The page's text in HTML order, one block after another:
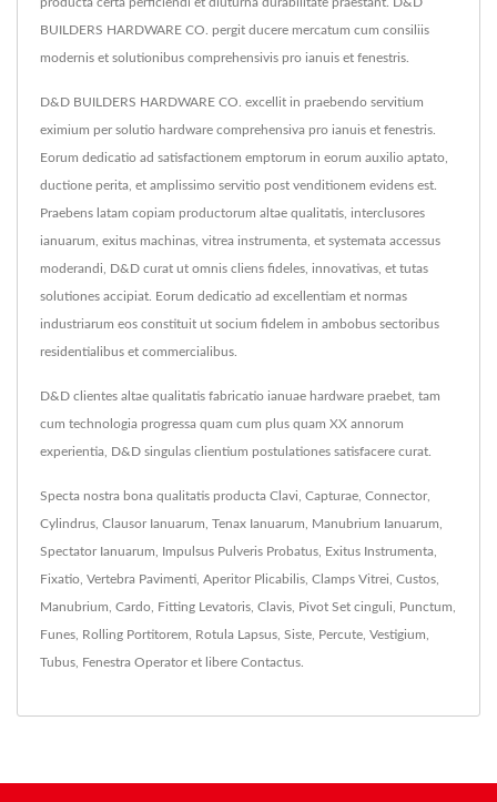
BUILDERS HARDWARE CO. pergit ducere mercatum cum consiliis
modernis et solutionibus comprehensivis pro ianuis et fenestris.
D&D BUILDERS HARDWARE CO. excellit in praebendo servitium
eximium per solutio hardware comprehensiva pro ianuis et fenestris.
Eorum dedicatio ad satisfactionem emptorum in eorum auxilio aptato,
ductione perita, et amplissimo servitio post venditionem evidens est.
Praebens latam copiam productorum altae qualitatis, interclusores
ianuarum, exitus machinas, vitrea instrumenta, et systemata accessus
moderandi, D&D curat ut omnis cliens fideles, innovativas, et tutas
solutiones accipiat. Eorum dedicatio ad excellentiam et normas
industriarum eos constituit ut socium fidelem in ambobus sectoribus
residentialibus et commercialibus.
D&D clientes altae qualitatis fabricatio ianuae hardware praebet, tam
cum technologia progressa quam cum plus quam XX annorum
experientia, D&D singulas clientium postulationes satisfacere curat.
Specta nostra bona qualitatis producta Clavi Capturae Connector,
Cylindrus Clausor Ianuarum Tenax Ianuarum Manubrium Ianuarum
Spectator Ianuarum Impulsus Pulveris Probatus Exitus Instrumenta
Fixatio Vertebra Pavimenti Aperitor Plicabilis Clamps Vitrei Custos
Manubrium Cardo Fitting Levatoris Clavis Pivot Set cinguli Punctum
Funes Rolling Portitorem Rotula Lapsus Siste Percute Vestigium
Tubus Fenestra Operatoret libere Contactus